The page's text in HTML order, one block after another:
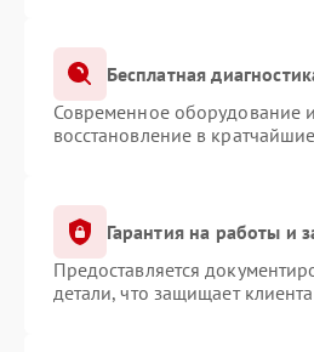
Бесплатная
Современное оборудование
восстановление в
Гарантия на работы и
Предоставляется
детали, что защищает